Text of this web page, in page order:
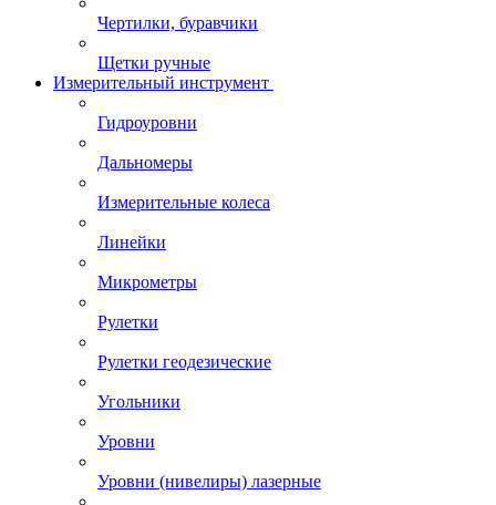
Чертилки, буравчики
Щетки ручные
Измерительный инструмент
Гидроуровни
Дальномеры
Измерительные колеса
Линейки
Микрометры
Рулетки
Рулетки геодезические
Угольники
Уровни
Уровни (нивелиры) лазерные